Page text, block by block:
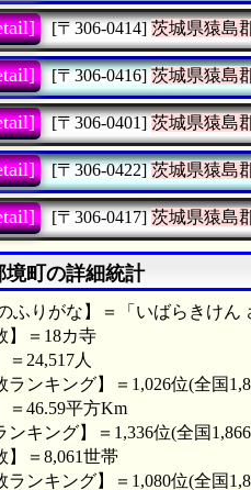
[〒306-0414] 茨城県猿島
[〒306-0416] 茨城県猿島
[〒306-0401] 茨城県猿島
[〒306-0422] 茨城県猿島
[〒306-0417] 茨城県猿島
境町の詳細統計
ふりがな】＝「いばらきけん
】＝18カ寺
＝24,517人
ランキング】＝1,026位(全国
＝46.59平方Km
ンキング】＝1,336位(全国
】＝8,061世帯
ランキング】＝1,080位(全国